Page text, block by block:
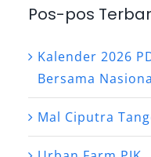
Pos-pos
Kalender 2026
Bersama
Mal Ciputra